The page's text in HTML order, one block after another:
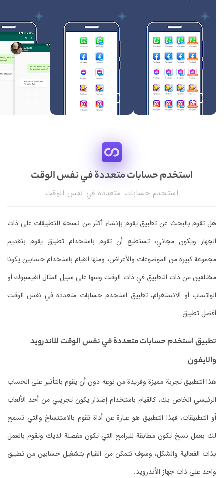
استخدم حسابات متعددة في نفس الوقت
استخدم حسابات متعددة في نفس الوقت
هل تقوم بالبحث عن تطبيق يقوم بإنشاء أكثر من نسخة للتطبيقات على ذات
الجهاز ويكون مجاني، تستطيع أن تقوم باستخدام تطبيق يقوم بتقديم
مجموعة كبيرة من الموضوعات والأغراض، ومنها القيام باستخدام حسابين يكونا
مختلفين من ذات التطبيق في ذات الوقت ومنها على سبيل المثال الفيسبوك أو
الواتساب أو الانستغرام، تطبيق استخدم حسابات متعددة في نفس الوقت
أفضل تطبيق.
تطبيق استخدم حسابات متعددة في نفس الوقت للاندرويد
والايفون
هذا التطبيق تجربة مميزة وفريدة من نوعه دون أن يقوم بالتأثير على الحساب
الرئيسي الخاص بك، كالقيام باستخدام إصدار يكون تجريبي من أحد الألعاب
أو التطبيقات، فهذا التطبيق هو عبارة عن أداة تقوم بالاستنساخ والتي تسمح
لك بعمل نسخ تكون مطابقة للبرامج التي تكون مفضلة لديك وتقوم بالعمل
بذات الفعالية والشكل، وسوف تتمكن من القيام بتشغيل حسابين من تطبيق
واحد على ذات جهاز الأندرويد.